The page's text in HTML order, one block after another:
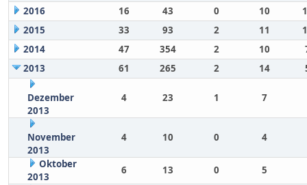
2016
16 43 0 10
2015
33 93 2 11
2014
47 354 2 10
2013
61 265 2 14
Dezember
2013
4 23 1 7
November
2013
4 10 0 4
Oktober
2013
6 13 0 5